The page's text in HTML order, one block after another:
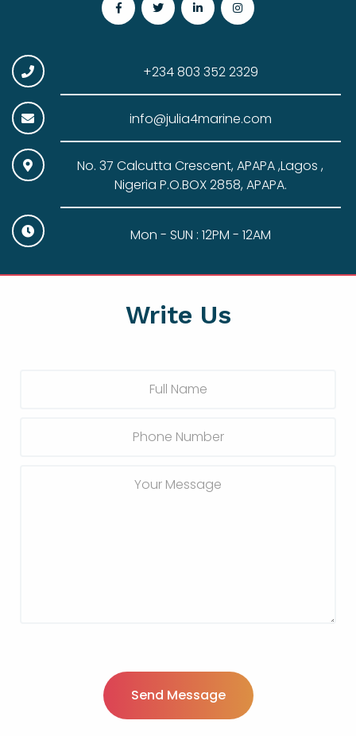
Write Us
+234 803 352 2329
info@julia4marine.com
No. 37 Calcutta Crescent, APAPA ,Lagos ,
Nigeria P.O.BOX 2858, APAPA.
Mon - SUN : 12PM - 12AM